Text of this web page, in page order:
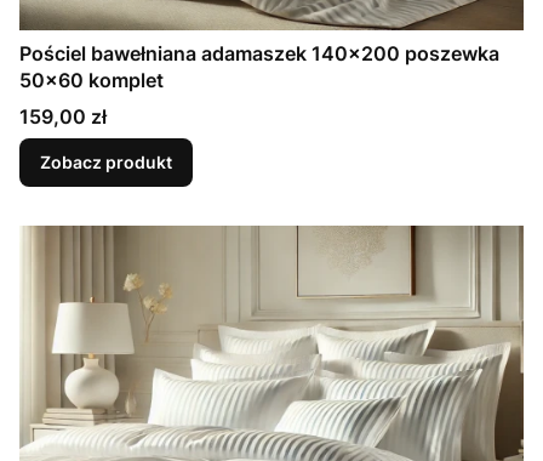
Pościel bawełniana adamaszek 140x200 poszewka
50x60 komplet
Cena
159,00 zł
Zobacz produkt